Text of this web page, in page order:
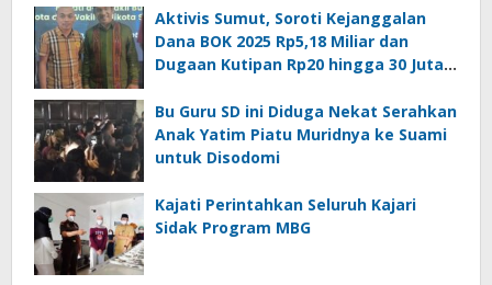
Aktivis Sumut, Soroti Kejanggalan
Dana BOK 2025 Rp5,18 Miliar dan
Dugaan Kutipan Rp20 hingga 30 Juta
Bu Guru SD ini Diduga Nekat Serahkan
Anak Yatim Piatu Muridnya ke Suami
untuk Disodomi
Kajati Perintahkan Seluruh Kajari
Sidak Program MBG